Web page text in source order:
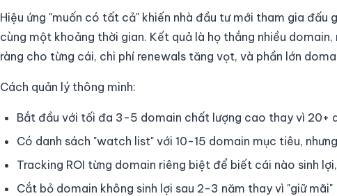
Hiệu ứng "muốn có tất cả" khiến nhà đầu tư mới tham gia đấu
cùng một khoảng thời gian. Kết quả là họ thắng nhiều
ràng cho từng cái, chi phí renewals tăng vọt, và phần lớn
Cách quản lý thông minh:
Bắt đầu với tối đa 3-5 domain chất lượng cao thay vì 20+
Có danh sách "watch list" với 10-15 domain mục tiêu,
Tracking ROI từng domain riêng biệt để biết cái nào sinh
Cắt bỏ domain không sinh lợi sau 2-3 năm thay vì "giữ mãi"